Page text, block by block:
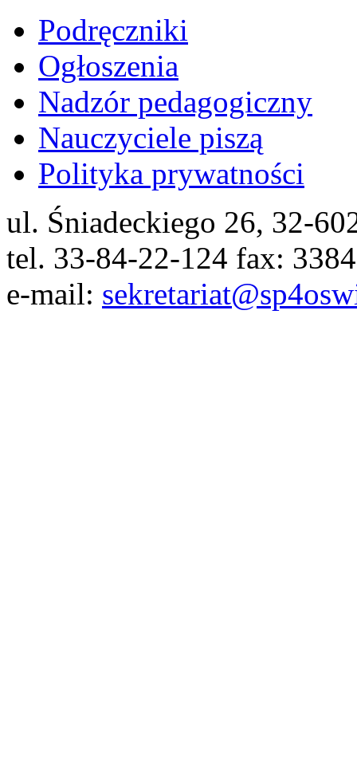
Podręczniki
Ogłoszenia
Nadzór pedagogiczny
Nauczyciele piszą
Polityka prywatności
ul. Śniadeckiego 26, 32-
tel. 33-84-22-124 fax:
e-mail: